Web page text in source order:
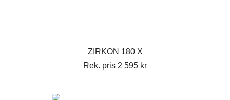
ZIRKON 180 X
Rek. pris 2 595 kr